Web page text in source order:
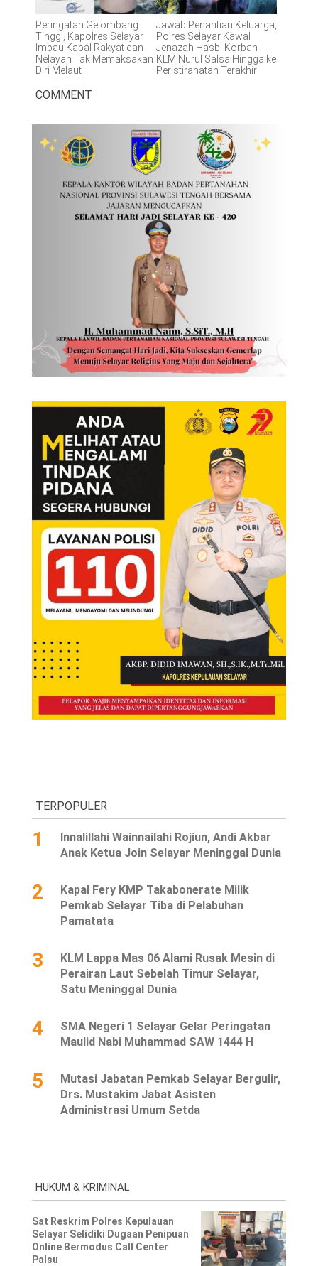
Peringatan Gelombang
Tinggi, Kapolres Selayar
Imbau Kapal Rakyat dan
Nelayan Tak Memaksakan
Diri Melaut
Jawab Penantian Keluarga,
Polres Selayar Kawal
Jenazah Hasbi Korban
KLM Nurul Salsa Hingga ke
Peristirahatan Terakhir
COMMENT
TERPOPULER
1
Innalillahi Wainnailahi Rojiun, Andi Akbar
Anak Ketua Join Selayar Meninggal Dunia
2
Kapal Fery KMP Takabonerate Milik
Pemkab Selayar Tiba di Pelabuhan
Pamatata
3
KLM Lappa Mas 06 Alami Rusak Mesin di
Perairan Laut Sebelah Timur Selayar,
Satu Meninggal Dunia
4
SMA Negeri 1 Selayar Gelar Peringatan
Maulid Nabi Muhammad SAW 1444 H
5
Mutasi Jabatan Pemkab Selayar Bergulir,
Drs. Mustakim Jabat Asisten
Administrasi Umum Setda
HUKUM & KRIMINAL
Sat Reskrim Polres Kepulauan
Selayar Selidiki Dugaan Penipuan
Online Bermodus Call Center
Palsu